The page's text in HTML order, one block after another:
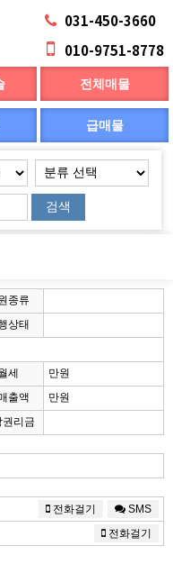
031-450-3660
010-9751-8778
전체매물
급매물
검색
종류
상태
세
만원
출액
만원
권리금
SMS
전화걸기
전화걸기